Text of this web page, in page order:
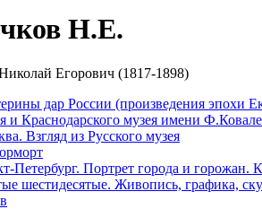
Н.Е.
Егорович (1817-1898)
дар России (произведения эпохи
и Краснодарского музея имени
Взгляд из Русского музея
Петербург. Портрет города и горожан.
шестидесятые. Живопись, графика,